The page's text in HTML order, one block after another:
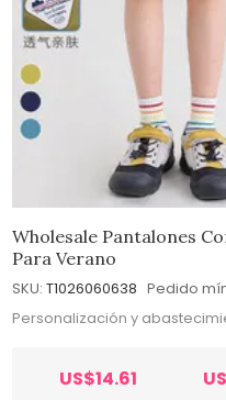
Wholesale Pantalones
Para Verano
SKU: T1026060638 Pedido
Personalización y
US$14.61